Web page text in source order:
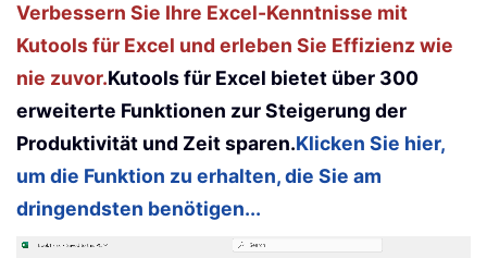
Verbessern Sie Ihre Excel-Kenntnisse mit
Kutools für Excel und erleben Sie Effizienz wie
nie zuvor.Kutools für Excel bietet über 300
erweiterte Funktionen zur Steigerung der
Produktivität und Zeit sparen.Klicken Sie hier,
um die Funktion zu erhalten, die Sie am
dringendsten benötigen...